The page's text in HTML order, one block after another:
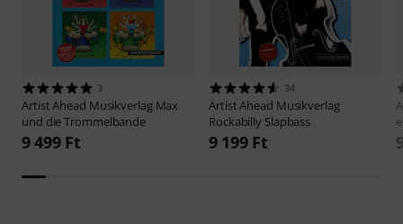
3
Artist Ahead Musikverlag Max
und die Trommelbande
9 499 Ft
34
Artist Ahead Musikverlag
Rockabilly Slapbass
9 199 Ft